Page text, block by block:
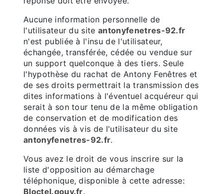
Aucune information personnelle de
l'utilisateur du siteantonyfenetres-92.fr
n'est publiée à l'insu de l'utilisateur,
échangée, transférée, cédée ou vendue sur
un support quelconque à des tiers. Seule
l'hypothèse du rachat de Antony Fenêtres et
de ses droits permettrait la transmission des
dites informations à l'éventuel acquéreur qui
serait à son tour tenu de la même obligation
de conservation et de modification des
données vis à vis de l'utilisateur du site
antonyfenetres-92.fr.
Vous avez le droit de vous inscrire sur la
liste d'opposition au démarchage
téléphonique, disponible à cette adresse:
Bloctel.gouv.fr.